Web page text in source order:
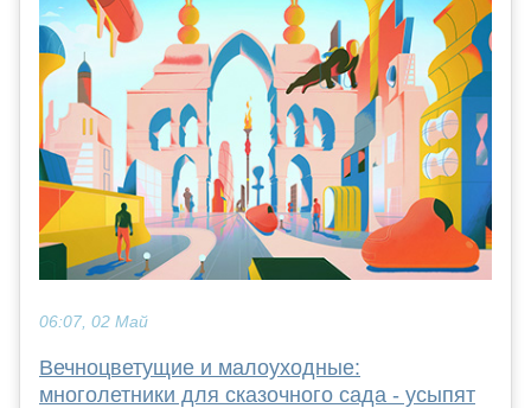
06:07, 02 Май
Вечноцветущие и малоуходные:
многолетники для сказочного сада - усыпят